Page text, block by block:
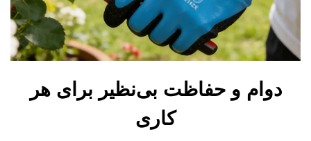
دوام و حفاظت بی‌نظیر برای هر
کاری